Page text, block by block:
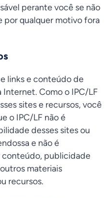
perante você se não
por qualquer motivo fora
links e conteúdo de
Como o IPC/LF
sites e recursos, você
o IPC/LF não é
desses sites ou
e não é
conteúdo, publicidade
materiais
recursos.